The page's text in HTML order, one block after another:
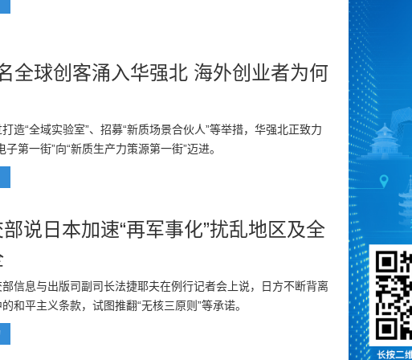
全球创客涌入华强北 海外创业者为何
造“全域实验室”、招募“新质场景合伙人”等举措，华强北正致力
子第一街”向“新质生产力策源第一街”迈进。
说日本加速“再军事化”扰乱地区及全
信息与出版司副司长法捷耶夫在例行记者会上说，日方不断背离
和平主义条款，试图推翻“无核三原则”等承诺。